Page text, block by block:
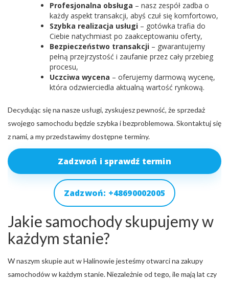
Profesjonalna obsługa – nasz zespół zadba o
każdy aspekt transakcji, abyś czuł się komfortowo,
Szybka realizacja usługi – gotówka trafia do
Ciebie natychmiast po zaakceptowaniu oferty,
Bezpieczeństwo transakcji – gwarantujemy
pełną przejrzystość i zaufanie przez cały przebieg
procesu,
Uczciwa wycena – oferujemy darmową wycenę,
która odzwierciedla aktualną wartość rynkową.
Decydując się na nasze usługi, zyskujesz pewność, że sprzedaż
swojego samochodu będzie szybka i bezproblemowa. Skontaktuj się
z nami, a my przedstawimy dostępne terminy.
Zadzwoń i sprawdź termin
Zadzwoń: +48690002005
Jakie samochody skupujemy w
każdym stanie?
W naszym skupie aut w Halinowie jesteśmy otwarci na zakupy
samochodów w każdym stanie. Niezależnie od tego, ile mają lat czy